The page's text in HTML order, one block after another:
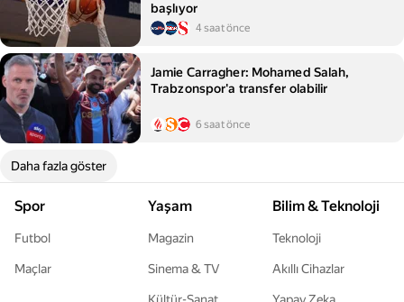
başlıyor
4 saat önce
Jamie Carragher: Mohamed Salah,
Trabzonspor'a transfer olabilir
6 saat önce
Daha fazla göster
Spor
Futbol
Maçlar
Yaşam
Magazin
Sinema & TV
Bilim & Teknoloji
Teknoloji
Akıllı Cihazlar